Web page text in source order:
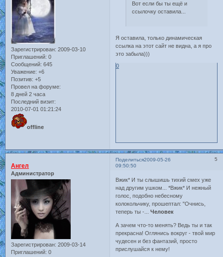
Зарегистрирован: 2009-03-10
Приглашений: 0
Сообщений: 645
Уважение: +6
Позитив: +5
Провел на форуме:
8 дней 2 часа
Последний визит:
2010-07-01 01:21:24
offline
Вот если бы ты ещё и
ссылочку оставила...
Я оставила, только динамическая
ссылка на этот сайт не видна, а я про
это забыла)))
0
Поделиться 5
2009-05-26
09:50:50
Ангел
Администратор
Зарегистрирован: 2009-03-14
Приглашений: 0
Вжик* И ты слышишь тихий смех уже
над другим ушком... *Вжик* И нежный
голос, подобно небесному
колокольчику, прошептал: "Очнись,
теперь ты -...Человек
А зачем что-то менять? Ведь ты и так
прекрасна! Оглянись вокруг - твой мир
чудесен и без фантазий, просто
прислушайся к нему!